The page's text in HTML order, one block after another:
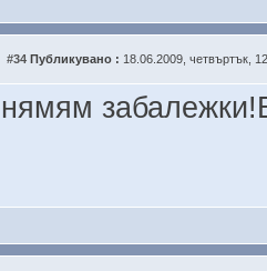
#34 Публикувано : 18.06.2009, четвъртък,
нямям